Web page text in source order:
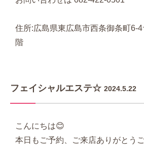
住所:広島県東広島市西条御条町6-
階
フェイシャルエステ☆ 2024.5.22
こんにちは😊
本日もご予約、ご来店ありがとう